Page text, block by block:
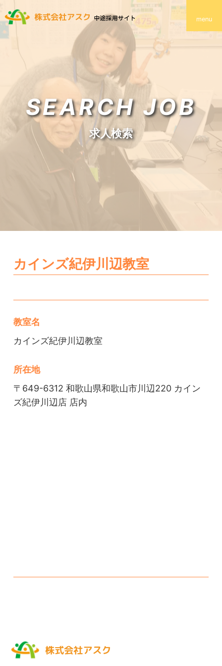
menu
SEARCH JOB
求人検索
カインズ紀伊川辺教室
教室名
カインズ紀伊川辺教室
所在地
〒649-6312 和歌山県和歌山市川辺220 カイン
ズ紀伊川辺店 店内